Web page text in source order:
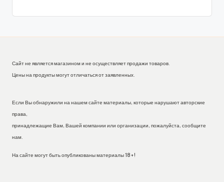
Сайт не является магазином и не осуществляет продажи товаров.
Цены на продукты могут отличаться от заявленных.
Если Вы обнаружили на нашем сайте материалы, которые нарушают авторские
права,
принадлежащие Вам, Вашей компании или организации, пожалуйста, сообщите
нам.
На сайте могут быть опубликованы материалы 18+!